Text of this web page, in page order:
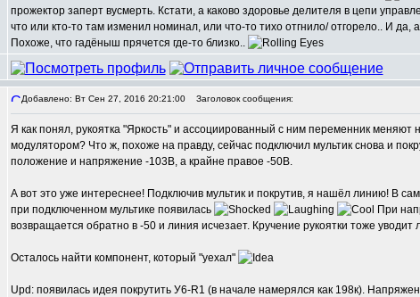
прожектор заперт вусмерть. Кстати, а каково здоровье делителя в цепи
что или кто-то там изменил номинал, или что-то тихо отгнило/ отгорело.. И да,
Похоже, что гадёныш прячется где-то близко..
Добавлено: Вт Сен 27, 2016 20:21:00 Заголовок сообщения:
Я как понял, рукоятка "Яркость" и ассоциированный с ним переменник меняют
модулятором? Что ж, похоже на правду, сейчас подключил мультик снова и
положение и напряжение -103В, а крайне правое -50В.
А вот это уже интереснее! Подключив мультик и покрутив, я нашёл линию! В
при подключенном мультике появилась
При
возвращается обратно в -50 и линия исчезает. Кручение рукоятки тоже уводит
Осталось найти компонент, который "уехал"
Upd: появилась идея покрутить У6-R1 (в начале намерялся как 198к).